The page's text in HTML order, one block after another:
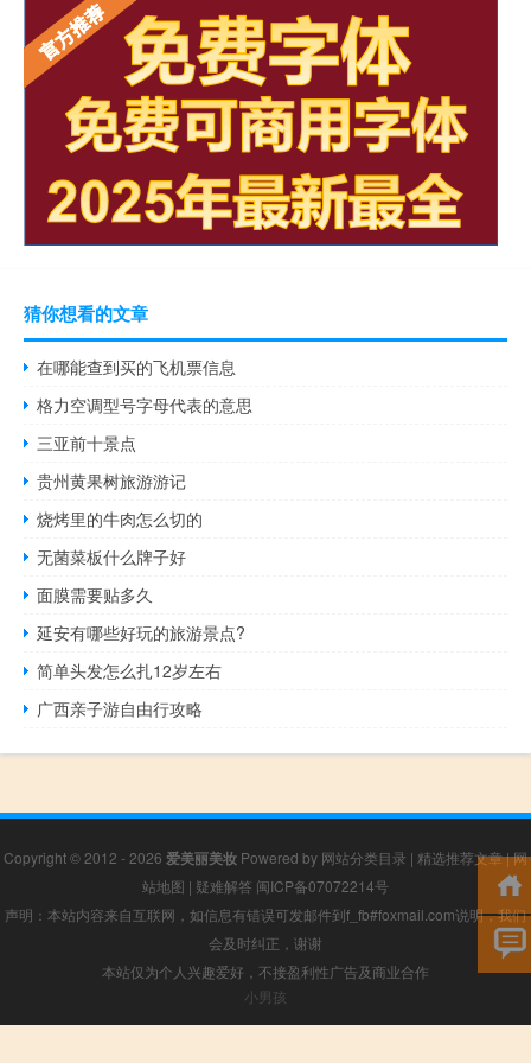
猜你想看的文章
在哪能查到买的飞机票信息
格力空调型号字母代表的意思
三亚前十景点
贵州黄果树旅游游记
烧烤里的牛肉怎么切的
无菌菜板什么牌子好
面膜需要贴多久
延安有哪些好玩的旅游景点?
简单头发怎么扎12岁左右
广西亲子游自由行攻略
Copyright © 2012 - 2026 爱美丽美妆 Powered by 网站分类目录 | 精选推荐文章|网
站地图 | 疑难解答 闽ICP备07072214号
声明：本站内容来自互联网，如信息有错误可发邮件到f_fb#foxmail.com说明，我们
会及时纠正，谢谢
本站仅为个人兴趣爱好，不接盈利性广告及商业合作
小男孩